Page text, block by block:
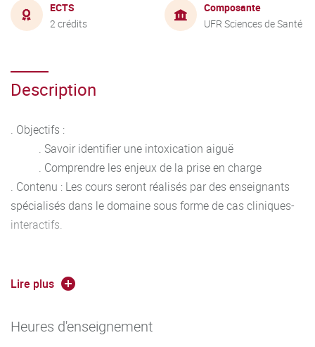
ECTS
2 crédits
Composante
UFR Sciences de Santé
Description
. Objectifs :
. Savoir identifier une intoxication aiguë
. Comprendre les enjeux de la prise en charge
. Contenu : Les cours seront réalisés par des enseignants
spécialisés dans le domaine sous forme de cas cliniques-
interactifs.
MM1 - MM2 - MM3
Lire plus
Heures d'enseignement